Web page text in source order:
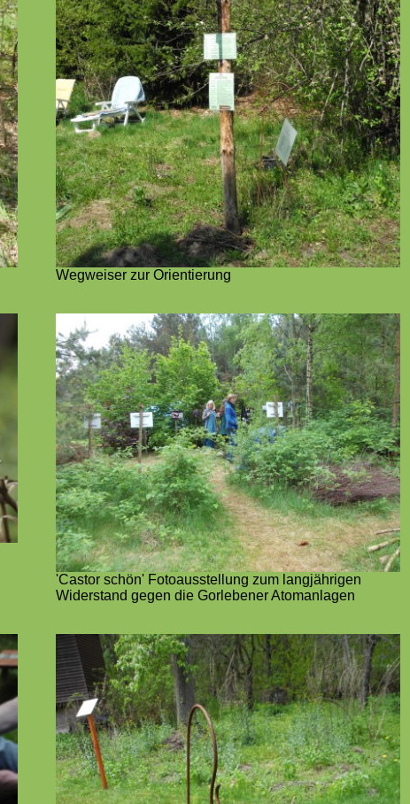
Wegweiser zur Orientierung
'Castor schön' Fotoausstellung zum langjährigen
Widerstand gegen die Gorlebener Atomanlagen